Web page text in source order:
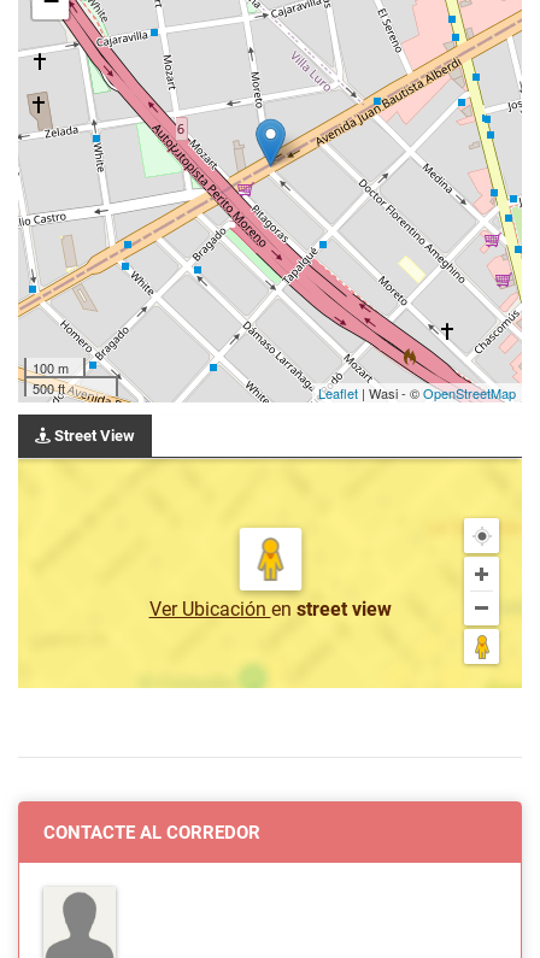
100 m
500 ft
Leaflet | Wasi - ©OpenStreetMap
Street View
Ver Ubicación en street view
CONTACTE AL CORREDOR